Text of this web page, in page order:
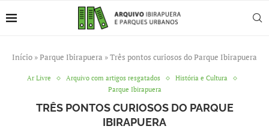
Início »Parque Ibirapuera »Três pontos curiosos do Parque Ibirapuera
Ar Livre Arquivo com artigos resgatados
História e Cultura
Parque Ibirapuera
TRÊS PONTOS CURIOSOS DO PARQUE
IBIRAPUERA